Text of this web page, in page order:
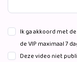
Ik ga akkoord met de
de VIP maximaal 7
Deze video niet